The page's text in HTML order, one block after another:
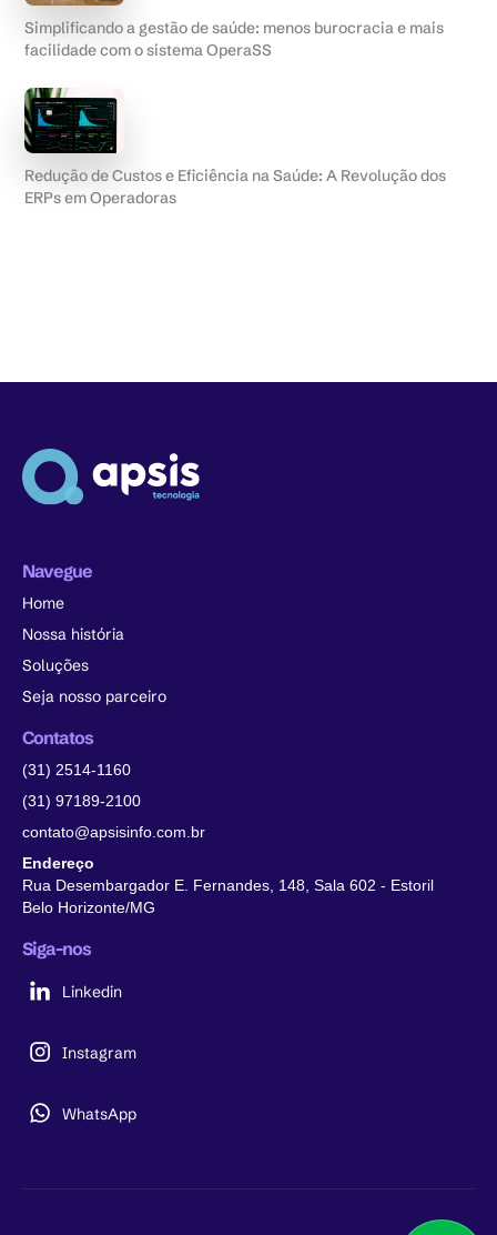
Simplificando a gestão de saúde: menos burocracia e mais
facilidade com o sistema OperaSS
Redução de Custos e Eficiência na Saúde: A Revolução dos
ERPs em Operadoras
Navegue
Home
Nossa história
Soluções
Seja nosso parceiro
Contatos
(31) 2514-1160
(31) 97189-2100
contato@apsisinfo.com.br
Endereço
Rua Desembargador E. Fernandes, 148, Sala 602 - Estoril
Belo Horizonte/MG
Siga-nos
Linkedin
Instagram
WhatsApp